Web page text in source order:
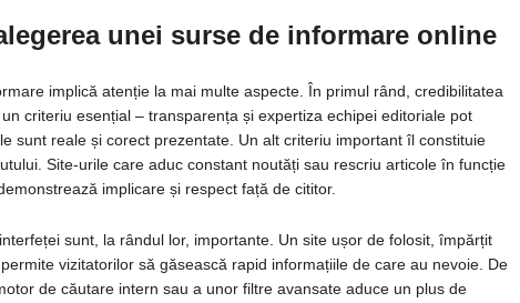
unei surse de informare online
implică atenție la mai multe aspecte. În primul rând, credibilitatea
criteriu esențial – transparența și expertiza echipei editoriale pot
sunt reale și corect prezentate. Un alt criteriu important îl constituie
Site-urile care aduc constant noutăți sau rescriu articole în funcție
implicare și respect față de cititor.
sunt, la rândul lor, importante. Un site ușor de folosit, împărțit
vizitatorilor să găsească rapid informațiile de care au nevoie. De
de căutare intern sau a unor filtre avansate aduce un plus de